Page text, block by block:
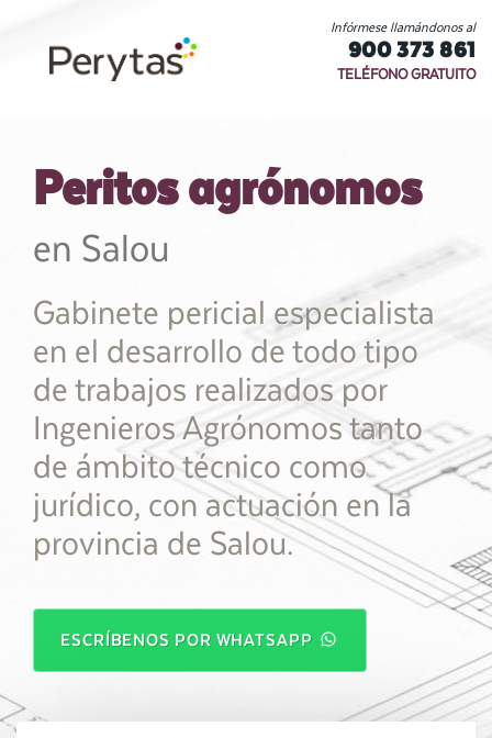
Infórmese llamándonos al
900 373 861
TELÉFONO GRATUITO
Peritos agrónomos
en Salou
Gabinete pericial especialista
en el desarrollo de todo tipo
de trabajos realizados por
Ingenieros Agrónomos tanto
de ámbito técnico como
jurídico, con actuación en la
provincia de Salou.
ESCRÍBENOS POR WHATSAPP